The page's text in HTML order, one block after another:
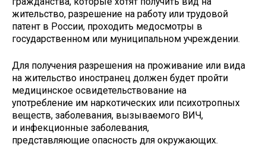
жительство, разрешение на работу или трудовой
патент в России, проходить медосмотры в
государственном или муниципальном учреждении.
Для получения разрешения на проживание или вида
на жительство иностранец должен будет пройти
медицинское освидетельствование на
употребление им наркотических или психотропных
веществ, заболевания, вызываемого ВИЧ,
и инфекционные заболевания,
представляющие опасность для окружающих.